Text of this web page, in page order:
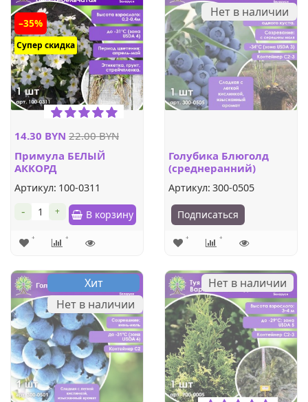
–35%
Супер скидка
14.30 BYN 22.00 BYN
Примула БЕЛЫЙ
АККОРД
Артикул: 100-0311
+
- В корзину
Нет в наличии
Голубика Блюголд
(среднеранний)
Артикул: 300-0505
Подписаться
Хит
Нет в наличии
Нет в наличии